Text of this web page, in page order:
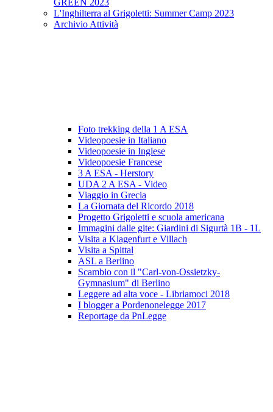
GREEN 2023
L'Inghilterra al Grigoletti: Summer Camp 2023
Archivio Attività
Foto trekking della 1 A ESA
Videopoesie in Italiano
Videopoesie in Inglese
Videopoesie Francese
3 A ESA - Herstory
UDA 2 A ESA - Video
Viaggio in Grecia
La Giornata del Ricordo 2018
Progetto Grigoletti e scuola americana
Immagini dalle gite: Giardini di Sigurtà 1B - 1L
Visita a Klagenfurt e Villach
Visita a Spittal
ASL a Berlino
Scambio con il "Carl-von-Ossietzky-
Gymnasium" di Berlino
Leggere ad alta voce - Libriamoci 2018
I blogger a Pordenonelegge 2017
Reportage da PnLegge